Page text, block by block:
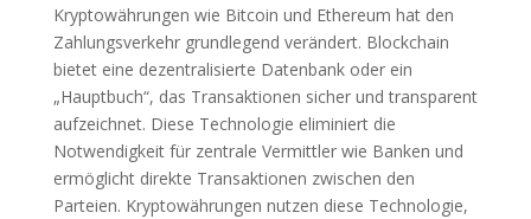
Kryptowährungen wie Bitcoin und Ethereum hat den
Zahlungsverkehr grundlegend verändert. Blockchain
bietet eine dezentralisierte Datenbank oder ein
„Hauptbuch“, das Transaktionen sicher und transparent
aufzeichnet. Diese Technologie eliminiert die
Notwendigkeit für zentrale Vermittler wie Banken und
ermöglicht direkte Transaktionen zwischen den
Parteien. Kryptowährungen nutzen diese Technologie,